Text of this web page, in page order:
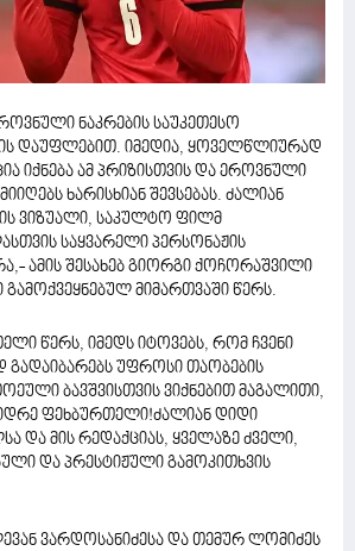
ნაკრების საუკეთესო
დაუფლებით. იმედია, ყოველწლიურად
იქნება ამ პრიზისთვის და ეროვნული
ხარისხიან შევსებას. ძალიან
ვიზუალი, საკულტო ფილმ
საყვარელი პერსონაჟის
ამის შესახებ გიორგი ქოჩორაშვილი
მიმართვაში წერს.
წერს, იმედს იტოვებს, რომ ჩვენი
უფროსი თაობების
ბავშვისთვის ვიქნებით მაგალითი,
ფეხბურთელი!ძალიან დიდი
და მის რედაქციას, ყველაზე ძველი,
და პრესტიჟული გამოკითხვის
ვარდოსანიძესა და თემურ ლომიძეს